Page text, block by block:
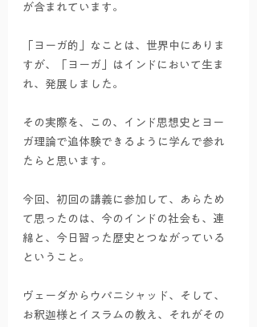
が含まれています。
「ヨーガ的」なことは、世界中にありま
すが、「ヨーガ」はインドにおいて生ま
れ、発展しました。
その実際を、この、インド思想史とヨー
ガ理論で追体験できるように学んで参れ
たらと思います。
今回、初回の講義に参加して、あらため
て思ったのは、今のインドの社会も、連
綿と、今日習った歴史とつながっている
ということ。
ヴェーダからウパニシャッド、そして、
お釈迦様とイスラムの教え、それがその